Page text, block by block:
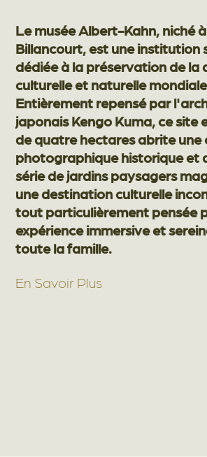
Le musée Albert-Kahn, niché
Billancourt, est une institution
dédiée à la préservation de la
culturelle et naturelle
Entièrement repensé par
japonais Kengo Kuma, ce site
de quatre hectares abrite une
photographique historique et
série de jardins paysagers
une destination culturelle
tout particulièrement pensée
expérience immersive et
toute la famille.
En Savoir Plus